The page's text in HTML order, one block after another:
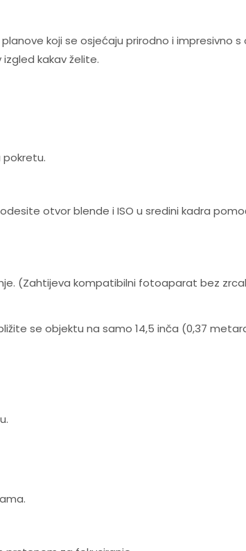
koji se osjećaju prirodno i impresivno s
kakav želite.
otvor blende i ISO u sredini kadra
(Zahtijeva kompatibilni fotoaparat bez
se objektu na samo 14,5 inča (0,37